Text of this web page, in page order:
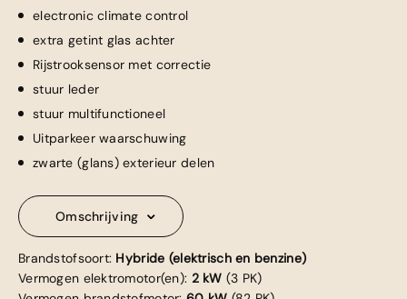
electronic climate control
extra getint glas achter
Rijstrooksensor met correctie
stuur leder
stuur multifunctioneel
Uitparkeer waarschuwing
zwarte (glans) exterieur delen
Omschrijving
Brandstofsoort: Hybride (elektrisch en benzine)
Vermogen elektromotor(en): 2 kW (3 PK)